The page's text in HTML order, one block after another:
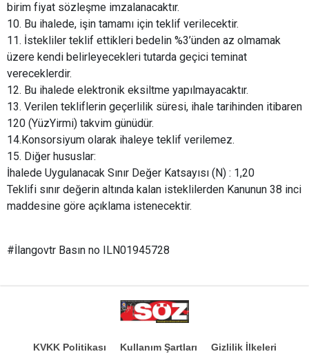
birim fiyat sözleşme imzalanacaktır.
10. Bu ihalede, işin tamamı için teklif verilecektir.
11. İstekliler teklif ettikleri bedelin %3’ünden az olmamak
üzere kendi belirleyecekleri tutarda geçici teminat
vereceklerdir.
12. Bu ihalede elektronik eksiltme yapılmayacaktır.
13. Verilen tekliflerin geçerlilik süresi, ihale tarihinden itibaren
120 (YüzYirmi) takvim günüdür.
14.Konsorsiyum olarak ihaleye teklif verilemez.
15. Diğer hususlar:
İhalede Uygulanacak Sınır Değer Katsayısı (N) : 1,20
Teklifi sınır değerin altında kalan isteklilerden Kanunun 38 inci
maddesine göre açıklama istenecektir.
#İlangovtr Basın no ILN01945728
KVKK Politikası Kullanım Şartları
Gizlilik İlkeleri